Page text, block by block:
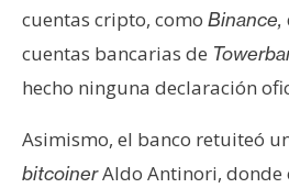
cuentas cripto, como Binance,
cuentas bancarias de
hecho ninguna declaración
Asimismo, el banco retuiteó
bitcoinerAldo Antinori, donde